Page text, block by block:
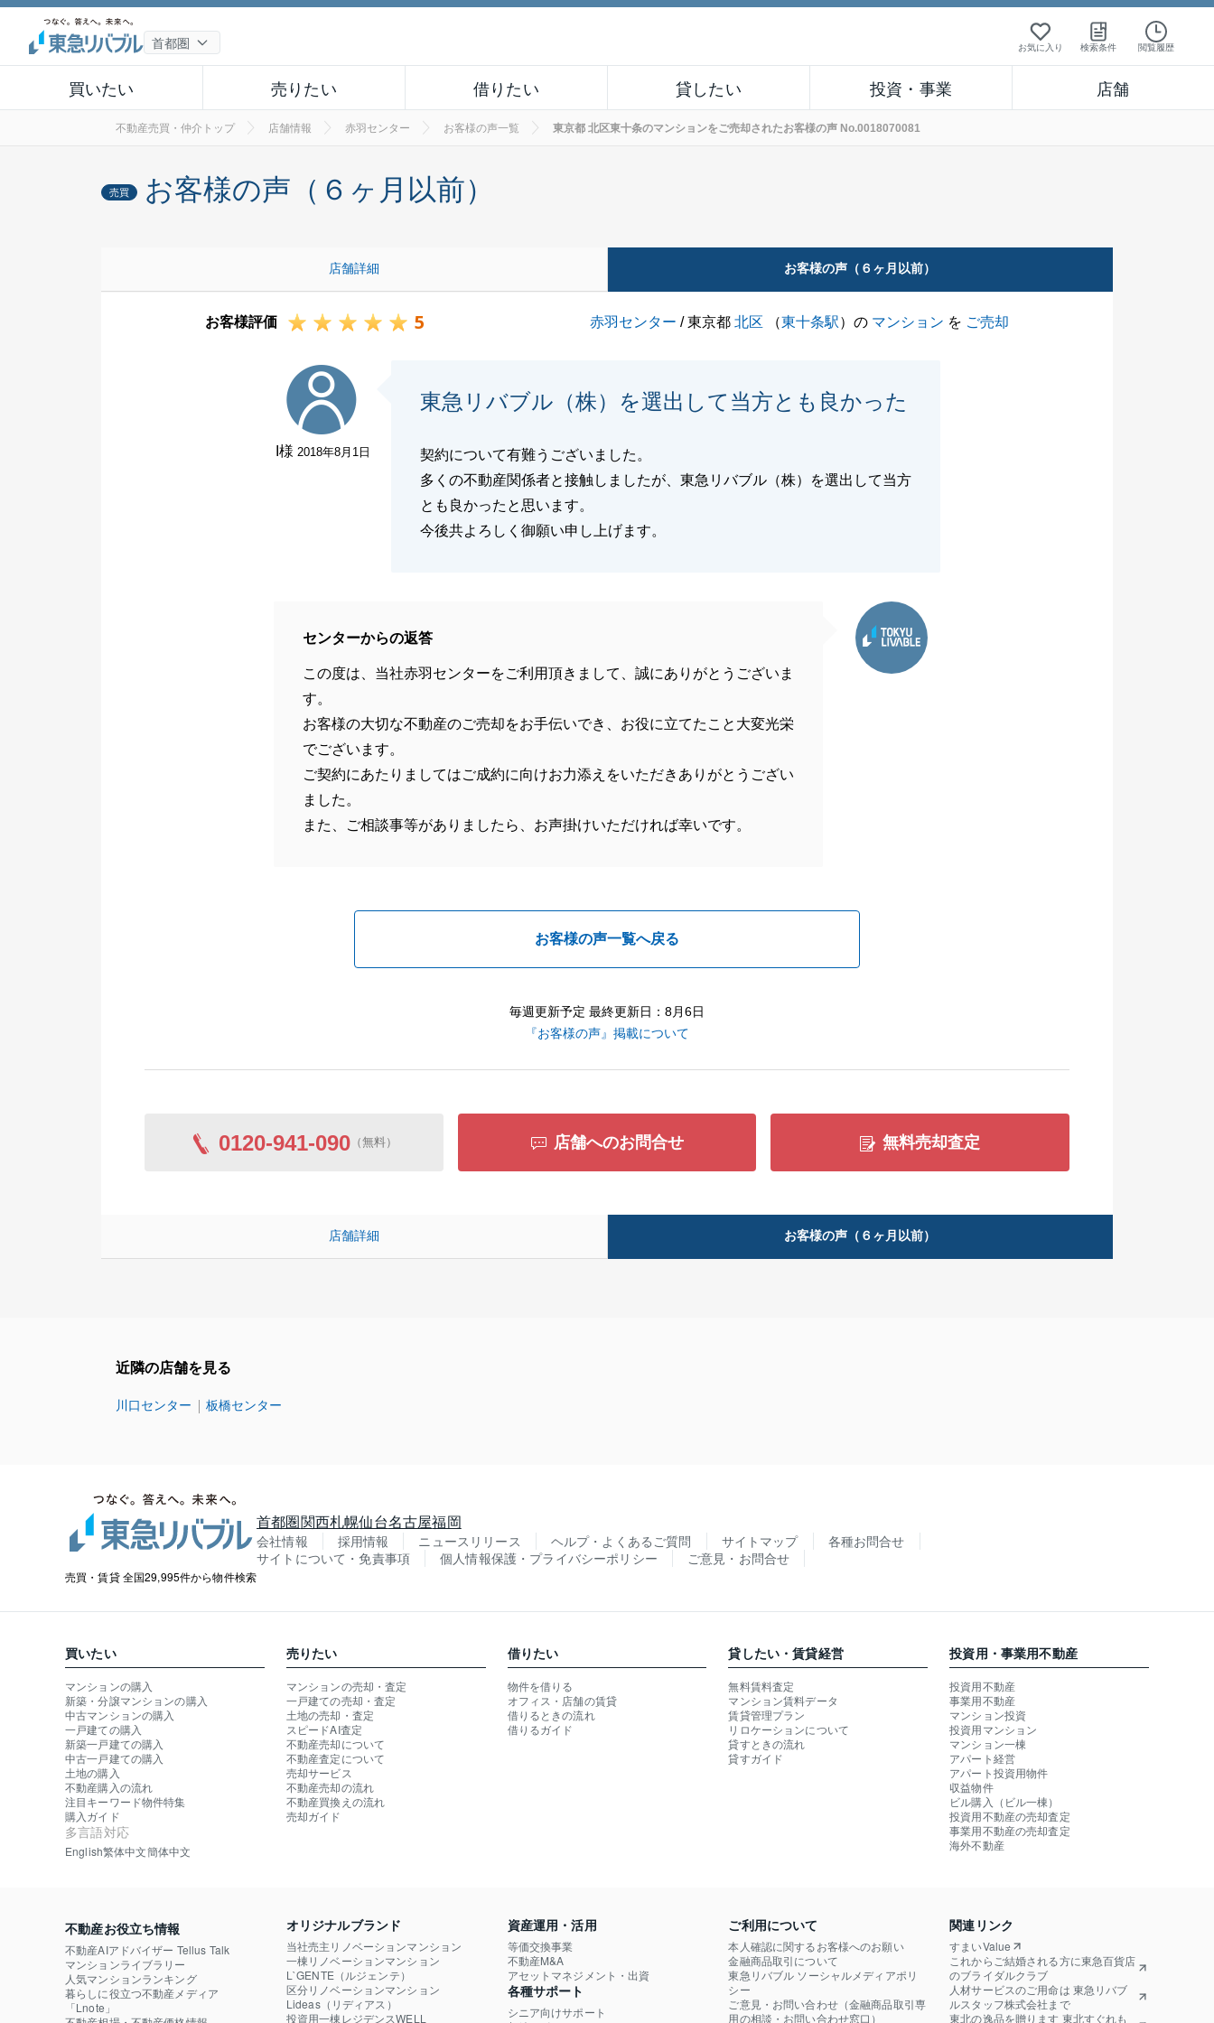
お気に入り 検索条件 閲覧履歴
買いたい 売りたい 借りたい 貸したい 投資・事業 店舗
不動産売買・仲介トップ 店舗情報 赤羽センター お客様の声一覧 東京都 北区東十条のマンションをご売却されたお客様の声 No.0018070081
売買 お客様の声（６ヶ月以前）
店舗詳細 お客様の声（６ヶ月以前）
お客様評価 5 赤羽センター / 東京都北区 （東十条駅）の マンション を ご売却
I様 2018年8月1日
東急リバブル（株）を選出して当方とも良かった
契約について有難うございました。
多くの不動産関係者と接触しましたが、東急リバブル（株）を選出して当方
とも良かったと思います。
今後共よろしく御願い申し上げます。
センターからの返答
この度は、当社赤羽センターをご利用頂きまして、誠にありがとうございま
す。
お客様の大切な不動産のご売却をお手伝いでき、お役に立てたこと大変光栄
でございます。
ご契約にあたりましてはご成約に向けお力添えをいただきありがとうござい
ました。
また、ご相談事等がありましたら、お声掛けいただければ幸いです。
お客様の声一覧へ戻る
毎週更新予定 最終更新日：8月6日
『お客様の声』掲載について
0120-941-090（無料） 店舗へのお問合せ 無料売却査定
店舗詳細 お客様の声（６ヶ月以前）
近隣の店舗を見る
川口センター 板橋センター
売買・賃貸 全国29,995件から物件検索
首都圏関西札幌仙台名古屋福岡
会社情報 採用情報 ニュースリリース ヘルプ・よくあるご質問 サイトマップ
各種お問合せ
サイトについて・免責事項
個人情報保護・プライバシーポリシー ご意見・お問合せ
買いたい
マンションの購入
新築・分譲マンションの購入
中古マンションの購入
一戸建ての購入
新築一戸建ての購入
中古一戸建ての購入
土地の購入
不動産購入の流れ
注目キーワード物件特集
購入ガイド
多言語対応
English繁体中文簡体中文
売りたい
マンションの売却・査定
一戸建ての売却・査定
土地の売却・査定
スピードAI査定
不動産売却について
不動産査定について
売却サービス
不動産売却の流れ
不動産買換えの流れ
売却ガイド
借りたい
物件を借りる
オフィス・店舗の賃貸
借りるときの流れ
借りるガイド
貸したい・賃貸経営
無料賃料査定
マンション賃料データ
賃貸管理プラン
リロケーションについて
貸すときの流れ
貸すガイド
投資用・事業用不動産
投資用不動産
事業用不動産
マンション投資
投資用マンション
マンション一棟
アパート経営
アパート投資用物件
収益物件
ビル購入（ビル一棟）
投資用不動産の売却査定
事業用不動産の売却査定
海外不動産
不動産お役立ち情報
不動産AIアドバイザー Tellus Talk
マンションライブラリー
人気マンションランキング
暮らしに役立つ不動産メディア
「Lnote」
オリジナルブランド
当社売主リノベーションマンション
一棟リノベーションマンション
L`GENTE（ルジェンテ）
区分リノベーションマンション
Lideas（リディアス）
投資用一棟レジデンスWELL
資産運用・活用
等価交換事業
不動産M&A
アセットマネジメント・出資
各種サポート
シニア向けサポート
ご利用について
本人確認に関するお客様へのお願い
金融商品取引について
東急リバブル ソーシャルメディアポリ
シー
ご意見・お問い合わせ（金融商品取引専
用の相談・お問い合わせ窓口）
関連リンク
すまいValue
これからご結婚される方に東急百貨店
のブライダルクラブ
人材サービスのご用命は 東急リバブ
ルスタッフ株式会社まで
東北の逸品を贈ります 東北すぐれも